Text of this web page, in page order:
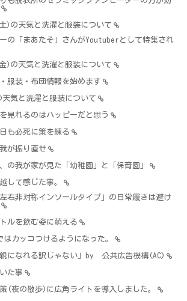
)の天気と洗濯と服装について
の「まあたそ」さんがYoutuberとして特集され
)の天気と洗濯と服装について
服装・布団情報を始めます
気と洗濯と服装について
見れるのはハッピーだと思う
も必死に策を練る
が振り直せ
の我が家が見た「幼稚園」と「保育園」
して感じた事。
右非対称インソールタイプ」の日常履きは避け
ルを飲む姿に萌える
はカッコつけるようになった。
親になれる訳じゃない」by 公共広告機構(AC)
た事
(夜の散歩)に広角ライトを導入しました。